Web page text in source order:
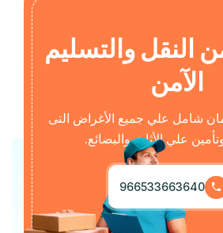
النقل والتسليم
الآمن
شامل علي جميع الأغراض التى
علي الأثاث والبضائع.
966533663640